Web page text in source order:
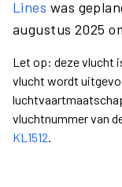
Lines was
augustus 2025
Let op: deze vlucht
vlucht wordt
vluchtnummer van
KL1512.